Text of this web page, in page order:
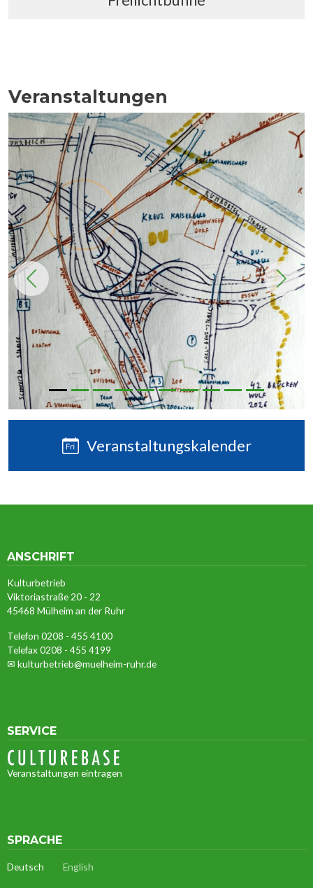
Veranstaltungen
Previous Next
Veranstaltungskalender
45468 Mülheim an der Ruhr
Telefon 0208 - 455 4100
Telefax 0208 - 455 4199
SERVICE